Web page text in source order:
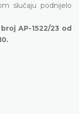
slučaju podnijelo
AP-1522/23 od